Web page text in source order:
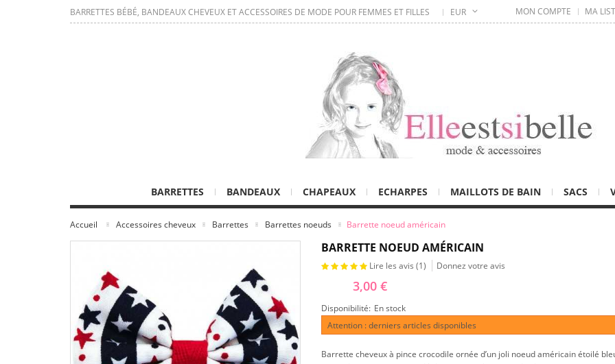
BARRETTES BÉBÉ, BANDEAUX CHEVEUX ET ACCESSOIRES DE MODE POUR FEMMES ET FILLES EUR MON COMPTE MA
BARRETTES BANDEAUX CHAPEAUX ECHARPES MAILLOTS DE BAIN SACS
Accueil Accessoires cheveux Barrettes Barrettes noeuds Barrette noeud américain
BARRETTE NOEUD AMÉRICAIN
Lire les avis (1) Donnez votre avis
3,00 €
Disponibilité: En stock
Attention : derniers articles disponibles
Barrette cheveux à pince crocodile ornée d’un joli noeud américain étoilé